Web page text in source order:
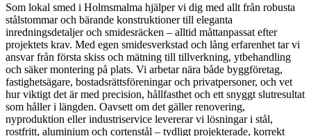
Som lokal smed i Holmsmalma hjälper vi dig med allt från robusta
stålstommar och bärande konstruktioner till eleganta
inredningsdetaljer och smidesräcken – alltid måttanpassat efter
projektets krav. Med egen smidesverkstad och lång erfarenhet tar vi
ansvar från första skiss och mätning till tillverkning, ytbehandling
och säker montering på plats. Vi arbetar nära både byggföretag,
fastighetsägare, bostadsrättsföreningar och privatpersoner, och vet
hur viktigt det är med precision, hållfasthet och ett snyggt slutresultat
som håller i längden. Oavsett om det gäller renovering,
nyproduktion eller industriservice levererar vi lösningar i stål,
rostfritt, aluminium och cortenstål – tydligt projekterade, korrekt